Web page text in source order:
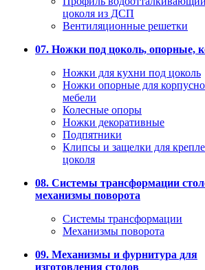
цоколя из ДСП
Вентиляционные решетки
07. Ножки под цоколь, опорные,
Ножки для кухни под цоколь
Ножки опорные для
мебели
Колесные опоры
Ножки декоративные
Подпятники
Клипсы и защелки для
цоколя
08. Системы трансформации
механизмы поворота
Системы трансформации
Механизмы поворота
09. Механизмы и фурнитура для
изготовления столов